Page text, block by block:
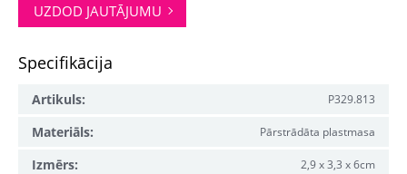
UZDOD JAUTĀJUMU
Specifikācija
Artikuls: P329.813
Materiāls: Pārstrādāta plastmasa
Izmērs: 2,9 x 3,3 x 6cm